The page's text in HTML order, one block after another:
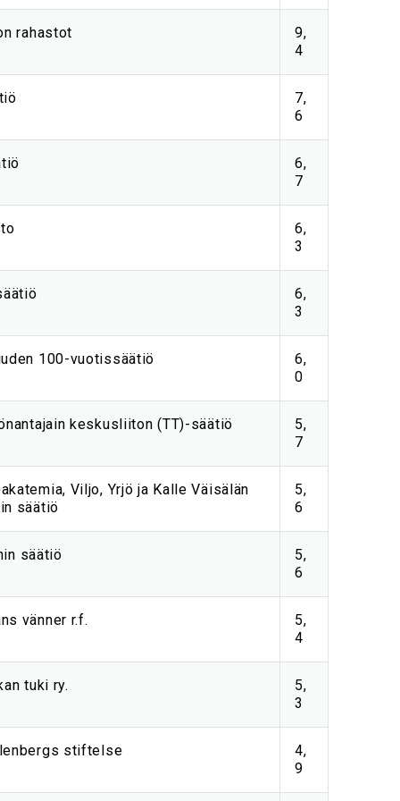
rahastot
9,
4
7,
6
6,
7
6,
3
6,
3
100-vuotissäätiö
6,
0
keskusliiton (TT)-säätiö
5,
7
Viljo, Yrjö ja Kalle Väisälän
säätiö
5,
6
säätiö
5,
6
vänner r.f.
5,
4
tuki ry.
5,
3
stiftelse
4,
9